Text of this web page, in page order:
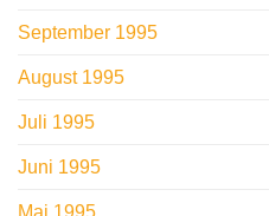
September 1995
August 1995
Juli 1995
Juni 1995